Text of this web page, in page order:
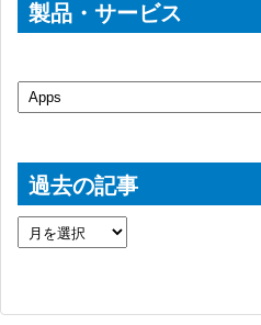
製品・サービス
過去の記事